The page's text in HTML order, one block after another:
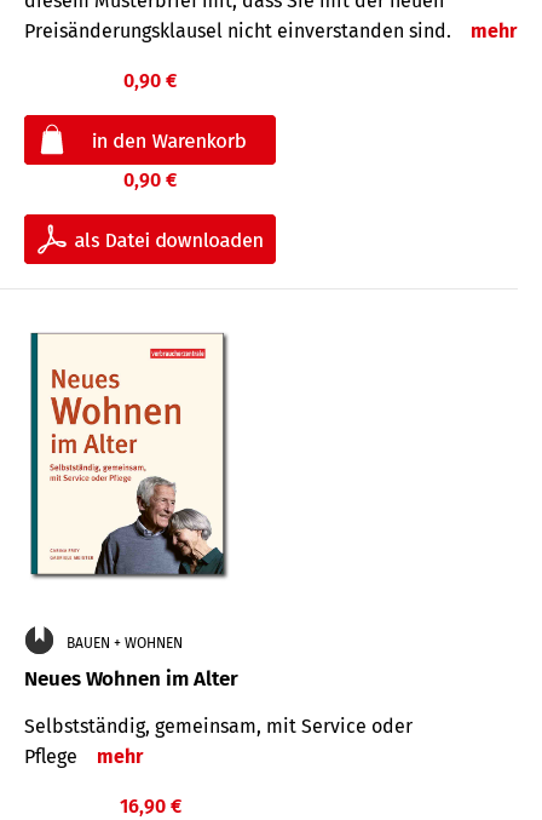
Preisänderungsklausel nicht einverstanden sind.
mehr
0,90 €
0,90 €
BAUEN + WOHNEN
Neues Wohnen im Alter
Selbstständig, gemeinsam, mit Service oder
Pflege
mehr
16,90 €